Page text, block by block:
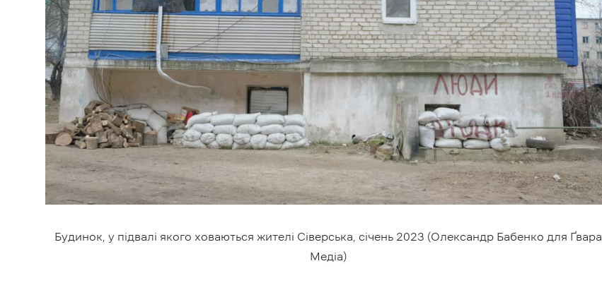
Будинок, у підвалі якого ховаються жителі Сіверська, січень 2023 (Олександр Бабенко для Ґвара
Медіа)